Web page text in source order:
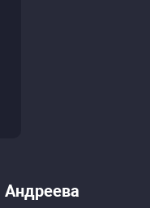
Андреева